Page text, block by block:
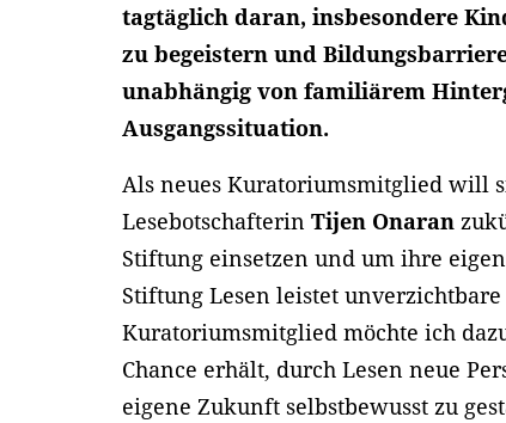
tagtäglich daran, insbesondere
zu begeistern und
unabhängig von familiärem
Ausgangssituation.
Als neues Kuratoriumsmitglied will
LesebotschafterinTijen Onaran
Stiftung einsetzen und um ihre
Stiftung Lesen leistet
Kuratoriumsmitglied möchte ich
Chance erhält, durch Lesen neue
eigene Zukunft selbstbewusst zu